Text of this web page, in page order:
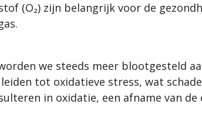
(O₂) zijn belangrijk voor de
we steeds meer blootgesteld
tot oxidatieve stress, wat
in oxidatie, een afname van